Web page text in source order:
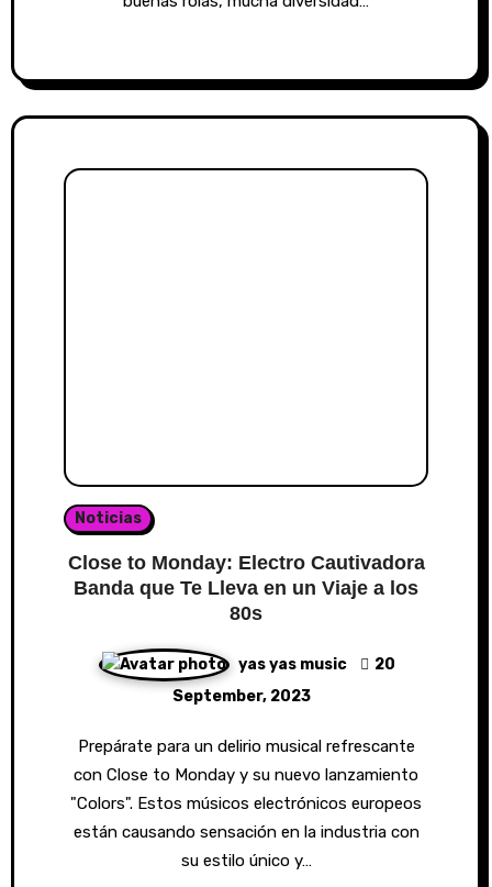
Noticias
Close to Monday: Electro Cautivadora
Banda que Te Lleva en un Viaje a los
80s
yas yas music
20
September, 2023
Prepárate para un delirio musical refrescante
con Close to Monday y su nuevo lanzamiento
"Colors". Estos músicos electrónicos europeos
están causando sensación en la industria con
su estilo único y…